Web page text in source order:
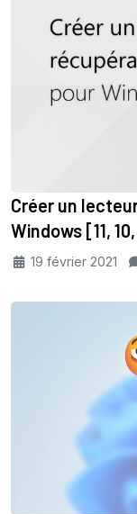
Créer un
Windows [11,
19 février 2021